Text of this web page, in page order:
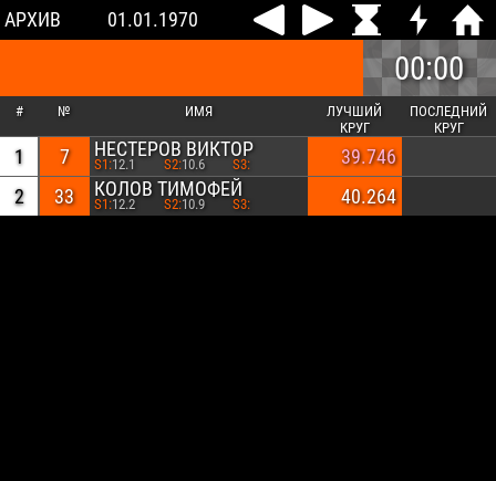
АРХИВ 01.01.1970
00:00
# № ИМЯ
ЛУЧШИЙ
КРУГ
ПОСЛЕДНИЙ
КРУГ
1 7 НЕСТЕРОВ ВИКТОР
S1:12.1 S2:10.6 S3:
39.746
2
33 КОЛОВ ТИМОФЕЙ
S1:12.2 S2:10.9 S3: 40.264